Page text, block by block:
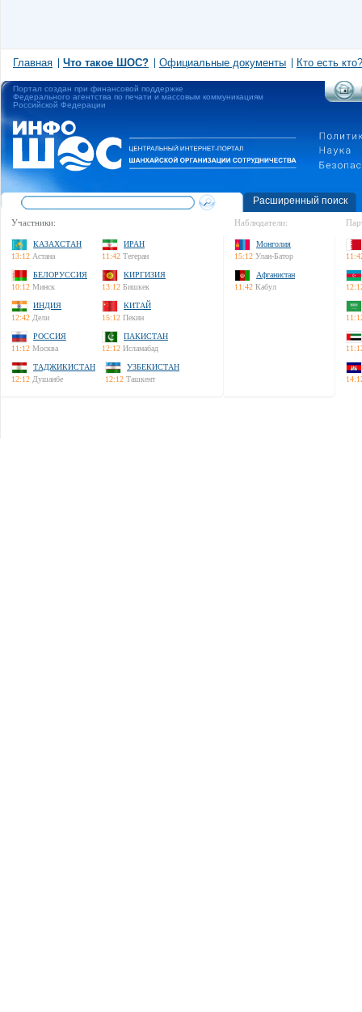
Главная Что такое ШОС? Официальные документы Кто есть кто?
Портал создан при финансовой поддержке
Федерального агентства по печати и массовым коммуникациям
Российской Федерации
Расширенный поиск
Участники:
КАЗАХСТАН
13:12 Астана
ИРАН
11:42 Тегеран
БЕЛОРУССИЯ
10:12 Минск
КИРГИЗИЯ
13:12 Бишкек
ИНДИЯ
12:42 Дели
КИТАЙ
15:12 Пекин
РОССИЯ
11:12 Москва
ПАКИСТАН
12:12 Исламабад
ТАДЖИКИСТАН
12:12 Душанбе
УЗБЕКИСТАН
12:12 Ташкент
Наблюдатели:
Монголия
15:12 Улан-Батор
Афганистан
11:42 Кабул